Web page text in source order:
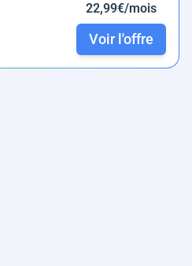
22,99€/mois
Voir l'offre